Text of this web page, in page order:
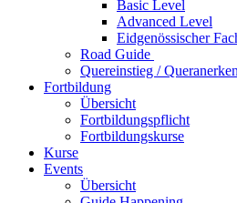
Basic Level
Advanced Level
Eidgenössischer
Road Guide
Quereinstieg /
Fortbildung
Übersicht
Fortbildungspflicht
Fortbildungskurse
Kurse
Events
Übersicht